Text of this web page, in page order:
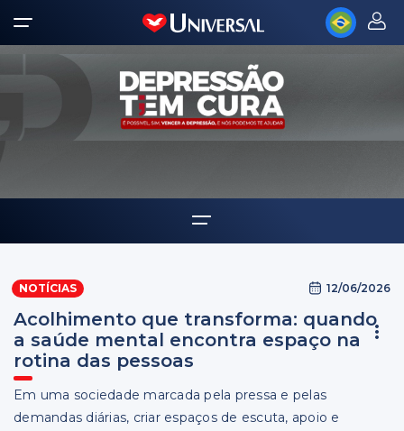
Notícias
NOTÍCIAS 12/06/2026
Acolhimento que transforma: quando
a saúde mental encontra espaço na
rotina das pessoas
Em uma sociedade marcada pela pressa e pelas
demandas diárias, criar espaços de escuta, apoio e